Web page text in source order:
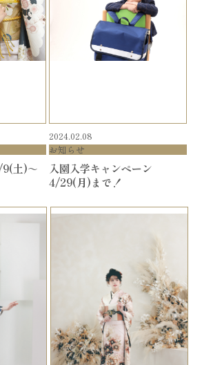
土)～
2024.02.08
お知らせ
入園入学キャンペーン
4/29(月)まで！